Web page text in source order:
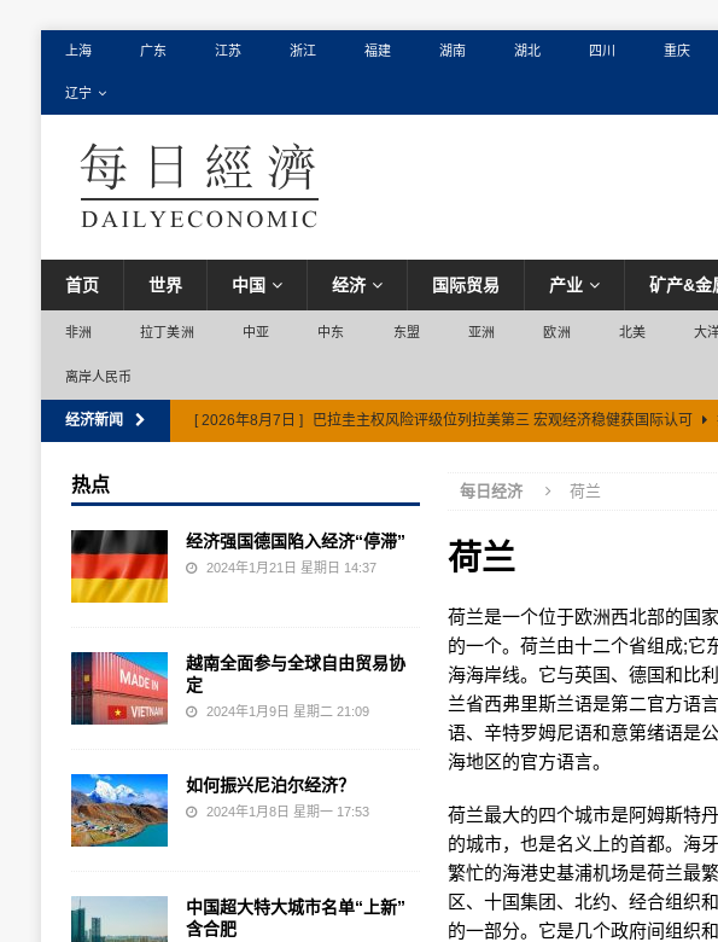
上海 广东 江苏 浙江 福建 湖南 湖北 四川 重庆
辽宁
首页 世界 中国 经济 国际贸易 产业 矿产&金
非洲 拉丁美洲 中亚 中东 东盟 亚洲 欧洲 北美 大
离岸人民币
经济新闻 [ 2026年8月7日 ] 巴拉圭主权风险评级位列拉美第三 宏观经济稳健获国际认可
每日经济 荷兰
荷兰
荷兰是一个位于欧洲西北部的国
的一个。荷兰由十二个省组成;它
海海岸线。它与英国、德国和比
兰省西弗里斯兰语是第二官方语
语、辛特罗姆尼语和意第绪语是
海地区的官方语言。
荷兰最大的四个城市是阿姆斯特
的城市，也是名义上的首都。海
繁忙的海港史基浦机场是荷兰最
区、十国集团、北约、经合组织
的一部分。它是几个政府间组织
热点
经济强国德国陷入经济“停滞”
2024年1月21日 星期日 14:37
越南全面参与全球自由贸易协
定
2024年1月9日 星期二 21:09
如何振兴尼泊尔经济？
2024年1月8日 星期一 17:53
中国超大特大城市名单“上新”
含合肥